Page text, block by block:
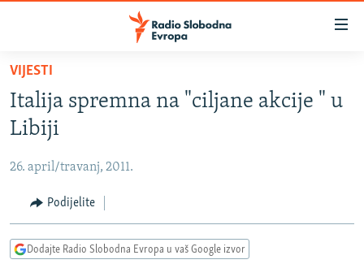
Pređite
glavni
sadržaj
na
navigaciju
Pređite
na
VIJESTI
BOSNA I HERCEGOVINA
SRBIJA
KOSOVO
CRNA GORA
VIDEO
PODCASTI
VIJESTI
Italija spremna na "ciljane akcije " u
Libiji
26. april/travanj, 2011.
Podijelite
Dodajte Radio Slobodna Evropa u vaš Google izvor